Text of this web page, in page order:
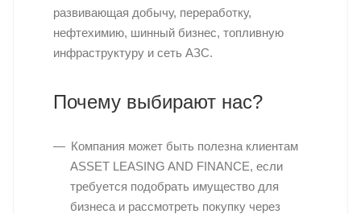
развивающая добычу, переработку,
нефтехимию, шинный бизнес, топливную
инфраструктуру и сеть АЗС.
Почему выбирают нас?
Компания может быть полезна клиентам
ASSET LEASING AND FINANCE, если
требуется подобрать имущество для
бизнеса и рассмотреть покупку через